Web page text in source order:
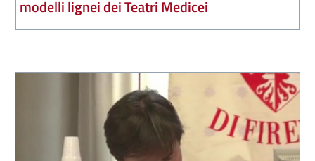
modelli lignei dei Teatri Medicei